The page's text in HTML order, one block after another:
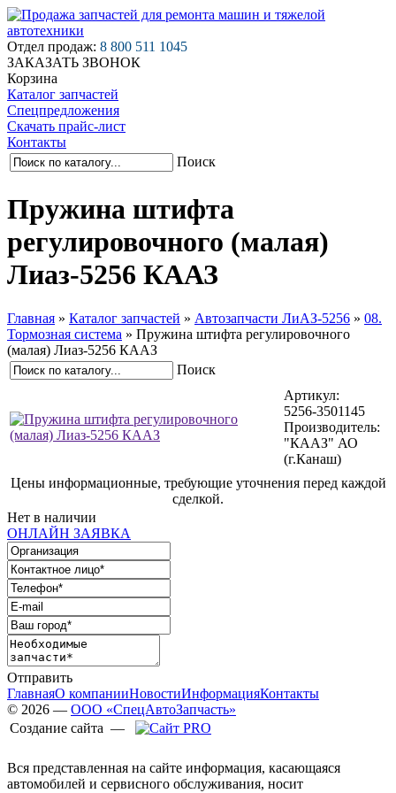
Отдел продаж: 8 800 511 1045
ЗАКАЗАТЬ ЗВОНОК
Корзина
Каталог запчастей
Спецпредложения
Скачать прайс-лист
Контакты
Поиск
Пружина штифта
регулировочного (малая)
Лиаз-5256 КААЗ
Главная » Каталог запчастей » Автозапчасти ЛиАЗ-5256 » 08.
Тормозная система » Пружина штифта регулировочного
(малая) Лиаз-5256 КААЗ
Поиск
Артикул:
5256-3501145
Производитель:
"КААЗ" АО
(г.Канаш)
Цены информационные, требующие уточнения перед каждой
сделкой.
Нет в наличии
ОНЛАЙН ЗАЯВКА
Отправить
ГлавнаяО компанииНовостиИнформацияКонтакты
© 2026 — ООО «СпецАвтоЗапчасть»
Создание сайта —
Вся представленная на сайте информация, касающаяся
автомобилей и сервисного обслуживания, носит